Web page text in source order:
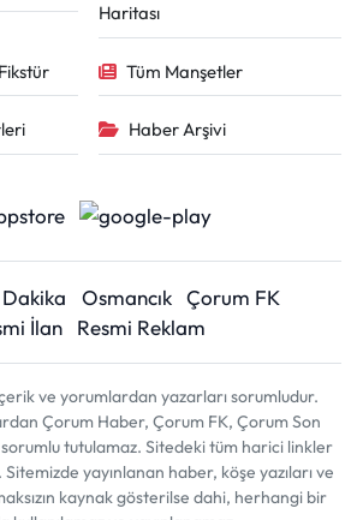
Haritası
Tüm Manşetler
Haber Arşivi
Osmancık Çorum FK
İlan
Resmi Reklam
ve yorumlardan yazarları sorumludur.
Çorum Haber, Çorum FK, Çorum Son
tutulamaz. Sitedeki tüm harici linkler
Sitemizde yayınlanan haber, köşe yazıları ve
kaynak gösterilse dahi, herhangi bir